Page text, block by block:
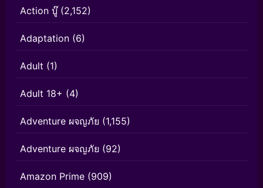
Action บู๊(2,152)
Adaptation (6)
Adult (1)
Adult 18+ (4)
Adventure ผจญภัย (1,155)
Adventure ผจญภัย (92)
Amazon Prime (909)